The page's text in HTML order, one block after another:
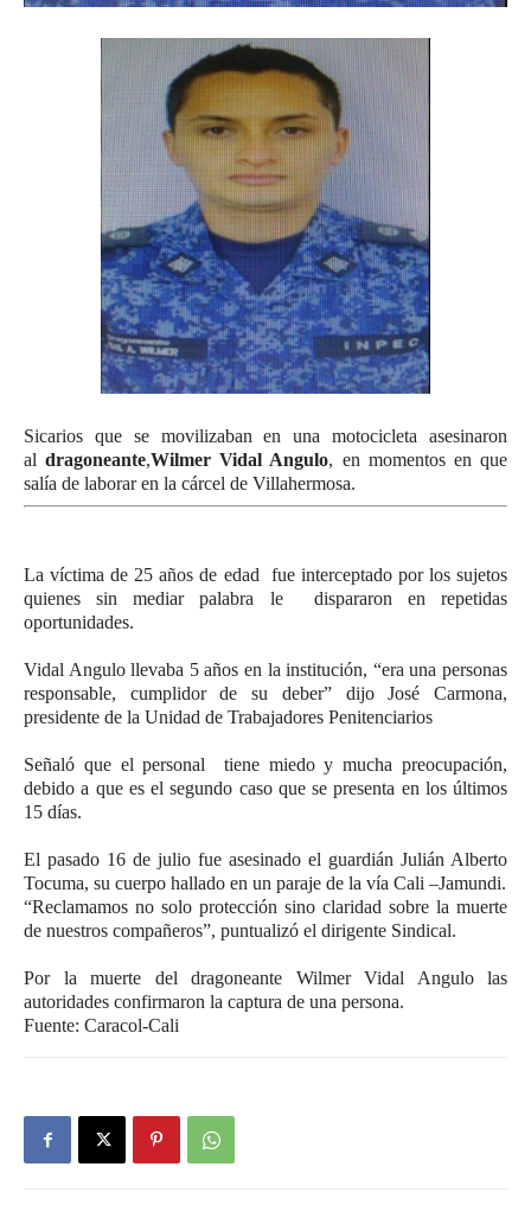
Sicarios que se movilizaban en una motocicleta asesinaron
aldragoneante,Wilmer Vidal Angulo, en momentos en que
salía de laborar en la cárcel de Villahermosa.
La víctima de 25 años de edad fue interceptado por los sujetos
quienes sin mediar palabra le dispararon en repetidas
oportunidades.
Vidal Angulo llevaba 5 años en la institución, “era una personas
responsable, cumplidor de su deber” dijo José Carmona,
presidente de la Unidad de Trabajadores Penitenciarios
Señaló que el personal tiene miedo y mucha preocupación,
debido a que es el segundo caso que se presenta en los últimos
15 días.
El pasado 16 de julio fue asesinado el guardián Julián Alberto
Tocuma, su cuerpo hallado en un paraje de la vía Cali –Jamundi.
“Reclamamos no solo protección sino claridad sobre la muerte
de nuestros compañeros”, puntualizó el dirigente Sindical.
Por la muerte del dragoneante Wilmer Vidal Angulo las
autoridades confirmaron la captura de una persona.
Fuente: Caracol-Cali